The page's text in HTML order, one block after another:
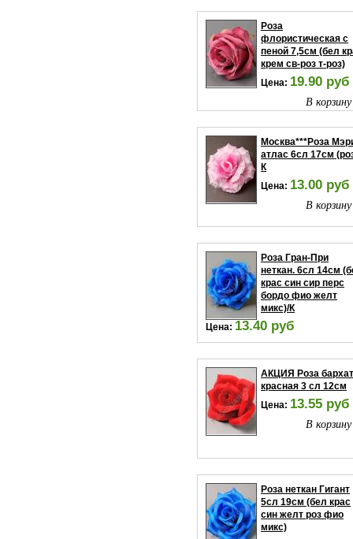
Роза
флористическая с
пеной 7,5см (бел
крем св-роз т-роз)
Цена: 19.90 руб
В
Москва***Роза
атлас 6сл 17см
К
Цена: 13.00 руб
В
Роза Гран-При
неткан. 6сл 14см
крас син сир перс
бордо фио желт
микс)/К
Цена: 13.40 руб
В
АКЦИЯ Роза бархат
красная 3 сл 12см
Цена: 13.55 руб
В
Роза неткан Гигант
5сл 19см (бел крас
син желт роз фио
микс)